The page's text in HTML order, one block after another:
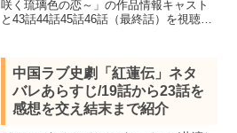
咲く琉璃色の恋～」の作品情報キャスト
と43話44話45話46話（最終話）を視聴し
共演し視聴率、再生ランキング一位を獲
得した宮廷ラブ史劇。
中国ラブ史劇「紅蓮伝」ネタ
バレあらすじ/19話から23話を
感想を交え結末まで紹介